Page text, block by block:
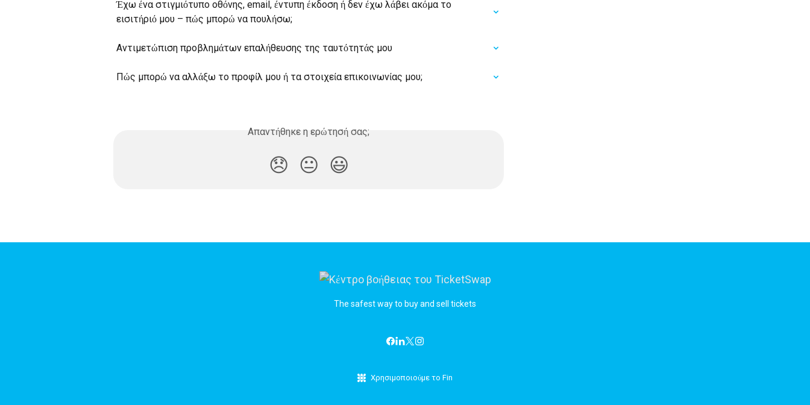
Έχω ένα στιγμιότυπο οθόνης, email, έντυπη έκδοση ή δεν έχω λάβει ακόμα το
εισιτήριό μου – πώς μπορώ να πουλήσω;
Αντιμετώπιση προβλημάτων επαλήθευσης της ταυτότητάς μου
Πώς μπορώ να αλλάξω το προφίλ μου ή τα στοιχεία επικοινωνίας μου;
Απαντήθηκε η ερώτησή σας;
😞 😐 😃
The safest way to buy and sell tickets
Χρησιμοποιούμε το Fin